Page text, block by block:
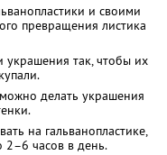
и своими
превращения листика
украшения так, чтобы их
делать украшения
на гальванопластике,
2–6 часов в день.